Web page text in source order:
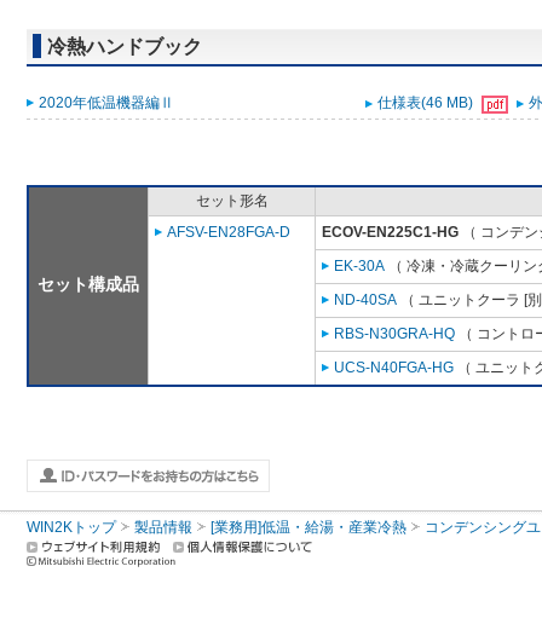
冷熱ハンドブック
2020年低温機器編Ⅱ 仕様表(46 MB)
セット構成品
セット形名
AFSV-EN28FGA-D
ECOV-EN225C1-HG （ コンデ
EK-30A （ 冷凍・冷蔵クーリ
ND-40SA （ ユニットクーラ [
RBS-N30GRA-HQ （ コント
UCS-N40FGA-HG （ ユニット
WIN2Kトップ 製品情報 [業務用]低温・給湯・産業冷熱 コンデンシング